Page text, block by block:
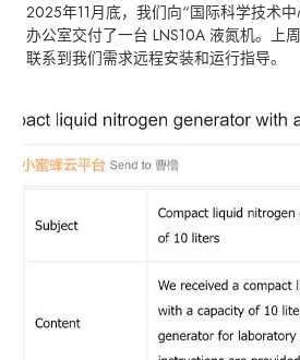
2025年11月底，我们向“国际科学技术
办公室交付了一台 LNS10A 液氮机。上
联系到我们需求远程安装和运行指导。